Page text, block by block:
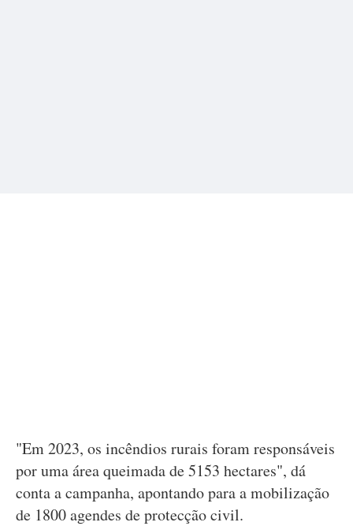
"Em 2023, os incêndios rurais foram responsáveis
por uma área queimada de 5153 hectares", dá
conta a campanha, apontando para a mobilização
de 1800 agendes de protecção civil.